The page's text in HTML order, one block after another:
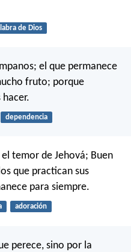
de Dios
el que permanece
fruto; porque
dependencia
temor de Jehová; Buen
que practican sus
para siempre.
adoración
perece, sino por la